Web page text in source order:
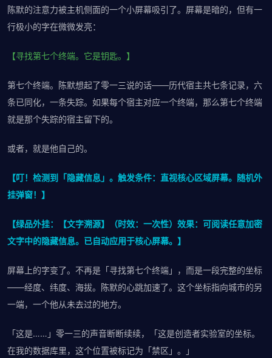
陈默的注意力被主机侧面的一个小屏幕吸引了。屏幕是暗的，但有一
行极小的字在微微发亮：
【寻找第七个终端。它是钥匙。】
第七个终端。陈默想起了零一三说的话——历代宿主共七条记录，六
条已同化，一条失踪。如果每个宿主对应一个终端，那么第七个终端
就是那个失踪的宿主留下的。
或者，就是他自己的。
【叮！检测到「隐藏信息」。触发条件：直视核心区域屏幕。随机外
挂弹窗！】
【绿品外挂：【文字溯源】（时效：一次性）效果：可阅读任意加密
文字中的隐藏信息。已自动应用于核心屏幕。】
屏幕上的字变了。不再是「寻找第七个终端」，而是一段完整的坐标
——经度、纬度、海拔。陈默的心跳加速了。这个坐标指向城市的另
一端，一个他从未去过的地方。
「这是……」零一三的声音断断续续，「这是创造者实验室的坐标。
在我的数据库里，这个位置被标记为「禁区」。」